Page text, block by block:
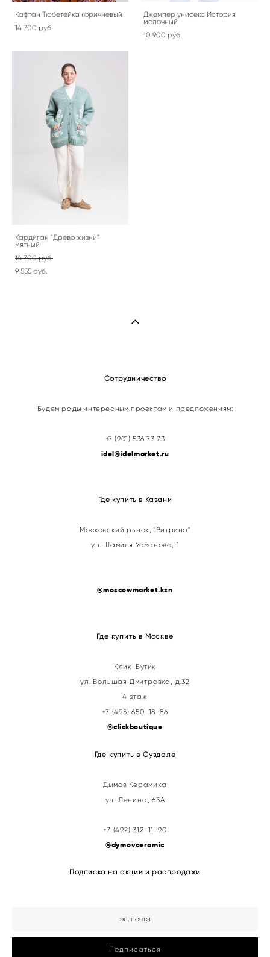
Кафтан Тюбетейка коричневый
14 700 pуб.
Джемпер унисекс История
молочный
10 900 pуб.
Кардиган "Древо жизни"
мятный
14 700 pуб.
9 555 pуб.
Сотрудничество
Будем рады интересным проектам и предложениям:
+7 (901) 536 73 73
idel@idelmarket.ru
Где купить в Казани
Московский рынок, "Витрина"
ул. Шамиля Усманова, 1
@moscowmarket.kzn
Где купить в Москве
Клик-Бутик
ул. Большая Дмитровка, д.32
4 этаж
+7 (495) 650-18-86
@clickboutique
Где купить в Суздале
Дымов Керамика
ул. Ленина, 63А
+7 (492) 312-11-90
@dymovceramic
Подписка на акции и распродажи
Подписаться